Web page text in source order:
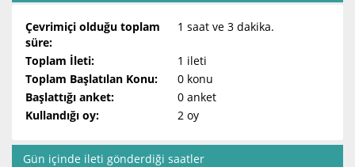
Çevrimiçi olduğu toplam
süre:
1 saat ve 3 dakika.
Toplam İleti:
1 ileti
Toplam Başlatılan Konu:
0 konu
Başlattığı anket:
0 anket
Kullandığı oy:
2 oy
Gün içinde ileti gönderdiği saatler